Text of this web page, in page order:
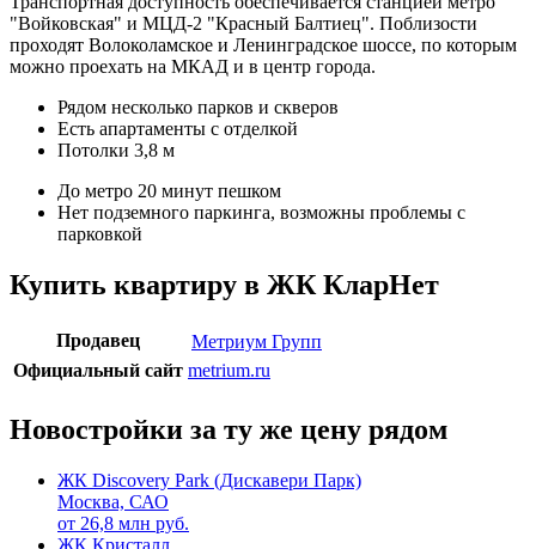
"Войковская" и МЦД-2 "Красный Балтиец". Поблизости
проходят Волоколамское и Ленинградское шоссе, по которым
можно проехать на МКАД и в центр города.
Рядом несколько парков и скверов
Есть апартаменты с отделкой
Потолки 3,8 м
До метро 20 минут пешком
Нет подземного паркинга, возможны проблемы с
парковкой
Купить квартиру в ЖК КларНет
Продавец
Метриум Групп
Официальный сайт metrium.ru
Новостройки за ту же цену рядом
ЖК Discovery Park (Дискавери Парк)
Москва, САО
от 26,8 млн руб.